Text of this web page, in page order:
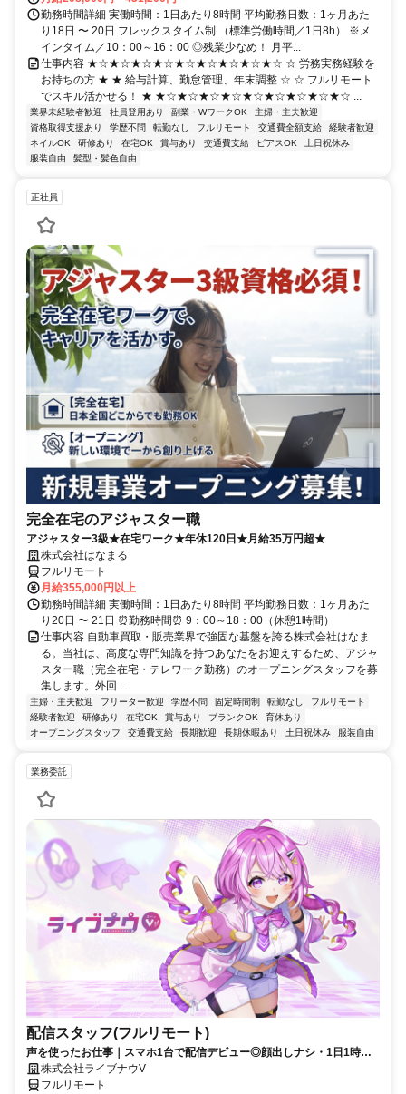
勤務時間詳細 実働時間：1日あたり8時間 平均勤務日数：1ヶ月あた
り18日 〜 20日 フレックスタイム制 （標準労働時間／1日8h） ※メ
インタイム／10：00～16：00 ◎残業少なめ！ 月平...
仕事内容 ★☆★☆★☆★☆★☆★☆★☆★☆★☆ ☆ 労務実務経験を
お持ちの方 ★ ★ 給与計算、勤怠管理、年末調整 ☆ ☆ フルリモート
でスキル活かせる！ ★ ★☆★☆★☆★☆★☆★☆★☆★☆★☆ ...
業界未経験者歓迎 社員登用あり 副業・WワークOK
主婦・主夫歓迎
資格取得支援あり
学歴不問 転勤なし フルリモート 交通費全額支給
経験者歓迎
ネイルOK
研修あり 在宅OK 賞与あり 交通費支給 ピアスOK
土日祝休み
服装自由
髪型・髪色自由
正社員
完全在宅のアジャスター職
アジャスター3級★在宅ワーク★年休120日★月給35万円超★
株式会社はなまる
フルリモート
月給355,000円以上
勤務時間詳細 実働時間：1日あたり8時間 平均勤務日数：1ヶ月あた
り20日 〜 21日 ⏰勤務時間⏰ 9：00～18：00（休憩1時間）
仕事内容 自動車買取・販売業界で強固な基盤を誇る株式会社はなま
る。当社は、高度な専門知識を持つあなたをお迎えするため、アジャ
スター職（完全在宅・テレワーク勤務）のオープニングスタッフを募
集します。外回...
主婦・主夫歓迎 フリーター歓迎 学歴不問 固定時間制 転勤なし
フルリモート
経験者歓迎
研修あり 在宅OK 賞与あり ブランクOK
育休あり
オープニングスタッフ
交通費支給 長期歓迎 長期休暇あり 土日祝休み 服装自由
業務委託
配信スタッフ(フルリモート)
声を使ったお仕事｜スマホ1台で配信デビュー◎顔出しナシ・1日1時間
～OK♪
株式会社ライブナウV
フルリモート